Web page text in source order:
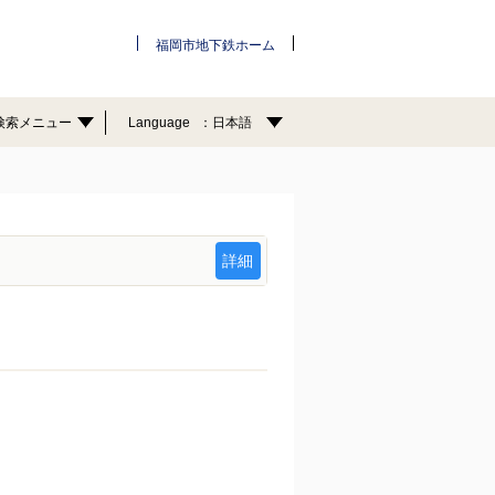
福岡市地下鉄ホーム
索メニュー Language 日本語
詳細